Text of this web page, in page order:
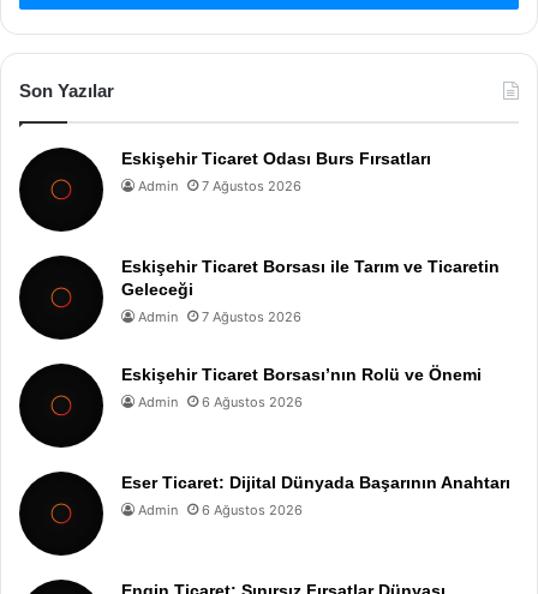
Son Yazılar
Eskişehir Ticaret Odası Burs Fırsatları
Admin 7 Ağustos 2026
Eskişehir Ticaret Borsası ile Tarım ve Ticaretin
Geleceği
Admin 7 Ağustos 2026
Eskişehir Ticaret Borsası’nın Rolü ve Önemi
Admin 6 Ağustos 2026
Eser Ticaret: Dijital Dünyada Başarının Anahtarı
Admin 6 Ağustos 2026
Engin Ticaret: Sınırsız Fırsatlar Dünyası